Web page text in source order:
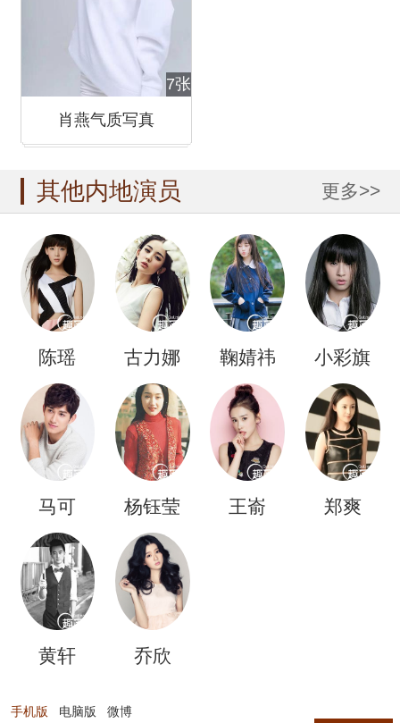
7张
肖燕气质写真
其他内地演员 更多>>
陈瑶 古力娜
扎
鞠婧祎 小彩旗
马可 杨钰莹 王嵛 郑爽
黄轩 乔欣
手机版 电脑版 微博